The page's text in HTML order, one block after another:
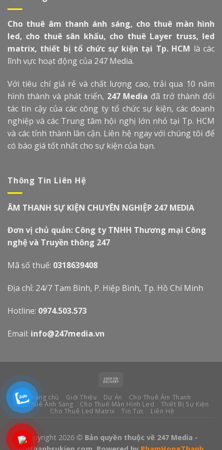
Cho thuê âm thanh ánh sáng, cho thuê màn hình
led, cho thuê sân khấu, cho thuê Layer truss, led
matrix, thiết bị tổ chức sự kiện tại Tp. HCM là các
lĩnh vực hoạt động của 247 Media.
Với tiêu chí giá rẻ và chất lượng cao, trải qua 10 năm
hình thành và phát triển, 247 Media đã trở thành đối
tác tin cậy của các công ty tổ chức sự kiện, các doanh
nghiệp và các Trung tâm hội nghị lớn nhỏ tại Tp. HCM
và các tỉnh thành lân cận. Liên hệ ngay với chúng tôi để
có báo giá tốt nhất cho sự kiện của bạn.
Thông Tin Liên Hệ
ÂM THANH SỰ KIỆN CHUYÊN NGHIỆP 247 MEDIA
Đơn vị chủ quản: Công ty TNHH Thương mại Công
nghệ và Truyền thông 247
Mã số thuế: 0318639408
Địa chỉ: 24/7 Tam Bình, P. Hiệp Bình, Tp. Hồ Chí Minh
Hotline: 0974.503.573
Email: info@247media.vn
Trang chủ Giới Thiệu Dự Án
Cho Thuê Âm Thanh
Cho Thuê Ánh Sáng
Cho Thuê Màn Hình Led
Thiết Bị Sự Kiện
Cho Thuê Led Matrix
Tin Tức Liên Hệ
Copyright 2026 © Bản quyền thuộc về 247 Media -